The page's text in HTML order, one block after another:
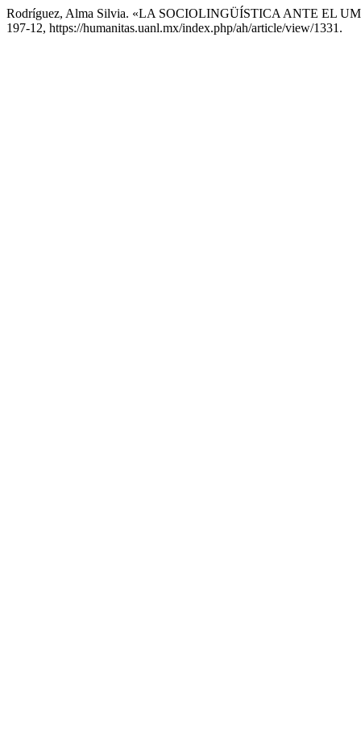
Rodríguez, Alma Silvia. «LA SOCIOLINGÜÍSTICA ANTE EL
197-12, https://humanitas.uanl.mx/index.php/ah/article/view/1331.